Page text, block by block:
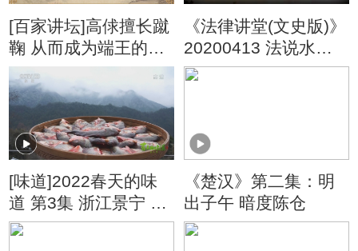
[百家讲坛]高俅擅长蹴
鞠 从而成为端王的玩
伴
《法律讲堂(文史版)》
20200413 法说水浒·
高俅上位
[味道]2022春天的味
道 第3集 浙江景宁 山
里鲜鱼变鱼干 招数大
《楚汉》第二集：明
出子午 暗度陈仓